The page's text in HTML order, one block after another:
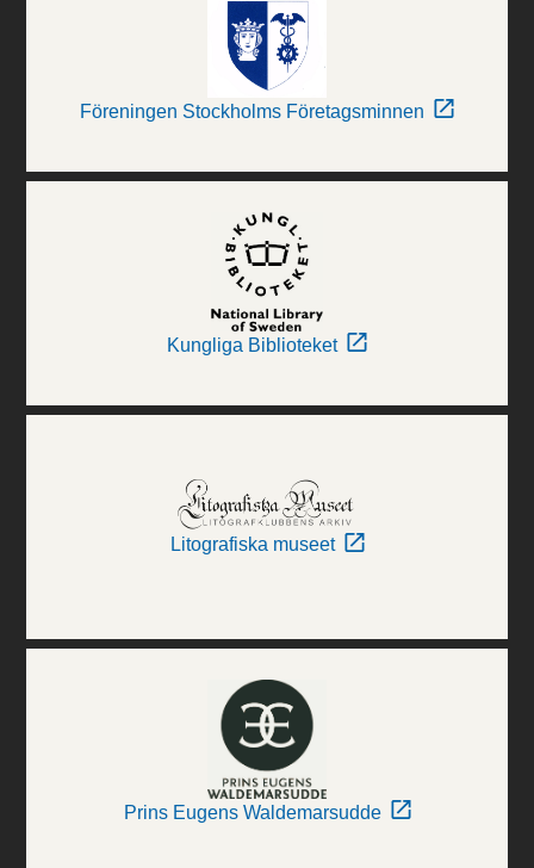
Föreningen Stockholms Företagsminnen
Kungliga Biblioteket
Litografiska museet
Prins Eugens Waldemarsudde